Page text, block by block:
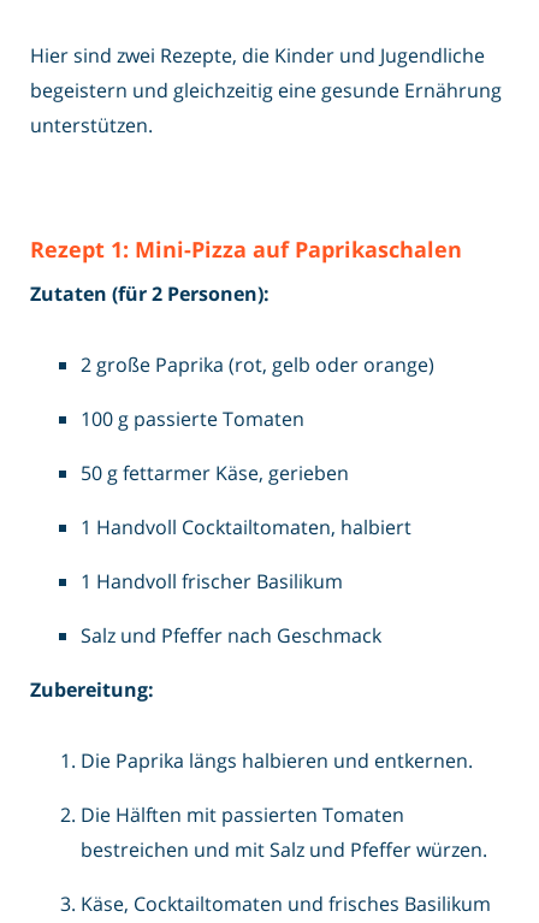
Hier sind zwei Rezepte, die Kinder und Jugendliche
begeistern und gleichzeitig eine gesunde Ernährung
unterstützen.
Rezept 1: Mini-Pizza auf Paprikaschalen
Zutaten (für 2 Personen):
2 große Paprika (rot, gelb oder orange)
100 g passierte Tomaten
50 g fettarmer Käse, gerieben
1 Handvoll Cocktailtomaten, halbiert
1 Handvoll frischer Basilikum
Salz und Pfeffer nach Geschmack
Zubereitung:
Die Paprika längs halbieren und entkernen.
Die Hälften mit passierten Tomaten
bestreichen und mit Salz und Pfeffer würzen.
Käse, Cocktailtomaten und frisches Basilikum